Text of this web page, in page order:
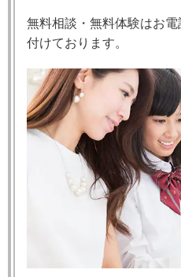
無料相談・無料体験はお
付けております。